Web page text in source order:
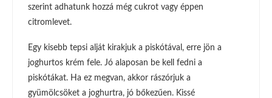
szerint adhatunk hozzá még cukrot vagy éppen
citromlevet.
Egy kisebb tepsi alját kirakjuk a piskótával, erre jön a
joghurtos krém fele. Jó alaposan be kell fedni a
piskótákat. Ha ez megvan, akkor rászórjuk a
gyümölcsöket a joghurtra, jó bőkezűen. Kissé